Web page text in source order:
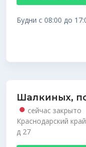
Будни с 08:00 до
Шалкиных,
сейчас закрыто
Краснодарский
д 27